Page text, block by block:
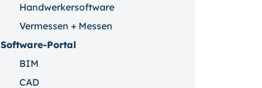
Handwerkersoftware
Vermessen + Messen
Software-Portal
BIM
CAD